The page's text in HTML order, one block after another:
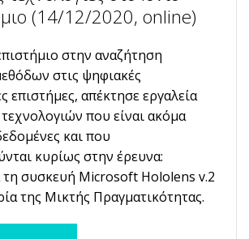
(14/12/2020, online)
στην αναζήτηση
στις ψηφιακές
επιστήμες, απέκτησε εργαλεία
που είναι ακόμα
και που
κυρίως στην έρευνα:
τη συσκευή Microsoft Hololens v.2
της Μικτής Πραγματικότητας.